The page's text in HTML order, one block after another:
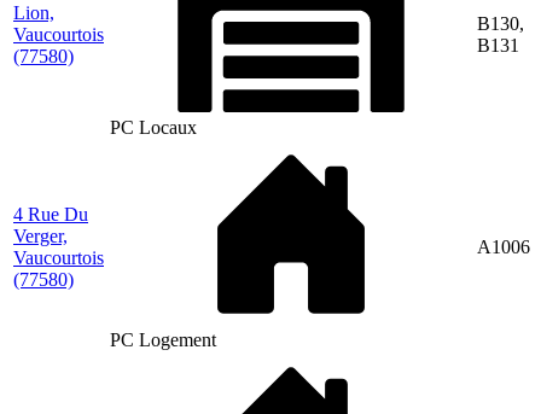
Lion,
Vaucourtois
(77580)
PC Locaux
B130,
B131
4 Rue Du
Verger,
Vaucourtois
(77580)
PC Logement
A1006